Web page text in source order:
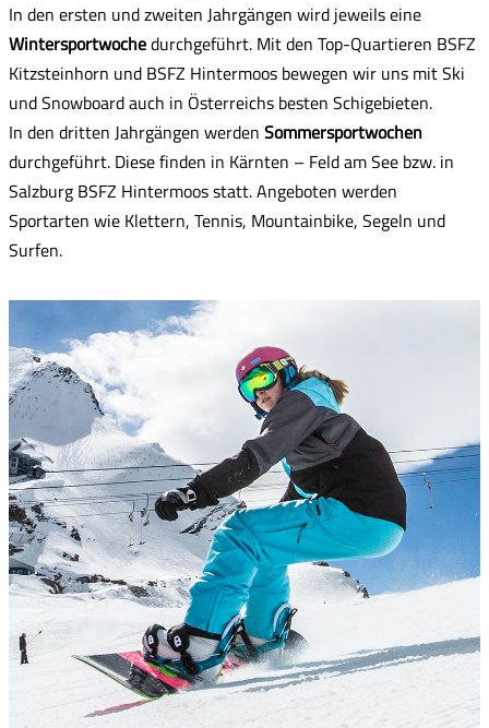
In den ersten und zweiten Jahrgängen wird jeweils eine
Wintersportwochedurchgeführt. Mit den Top-Quartieren BSFZ
Kitzsteinhorn und BSFZ Hintermoos bewegen wir uns mit Ski
und Snowboard auch in Österreichs besten Schigebieten.
In den dritten Jahrgängen werden Sommersportwochen
durchgeführt. Diese finden in Kärnten – Feld am See bzw. in
Salzburg BSFZ Hintermoos statt. Angeboten werden
Sportarten wie Klettern, Tennis, Mountainbike, Segeln und
Surfen.